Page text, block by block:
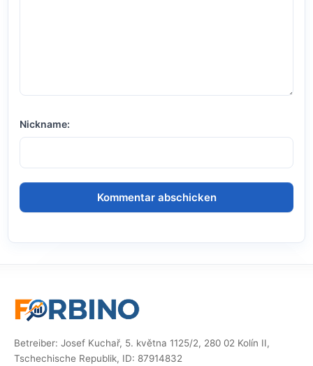
Nickname:
Betreiber: Josef Kuchař, 5. května 1125/2, 280 02 Kolín II,
Tschechische Republik, ID: 87914832